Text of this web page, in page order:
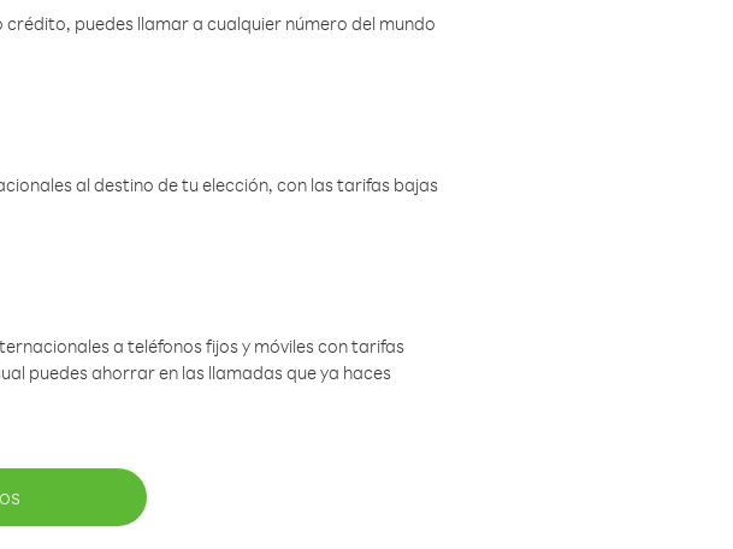
puedes llamar a cualquier número del mundo
al destino de tu elección, con las tarifas bajas
a teléfonos fijos y móviles con tarifas
puedes ahorrar en las llamadas que ya haces